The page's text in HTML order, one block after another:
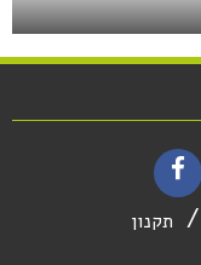
תקנון